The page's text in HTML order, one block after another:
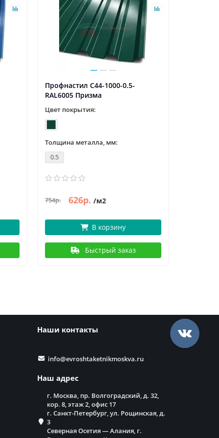
Профнастил С44-1000-0.5-
RAL6005 Призма
Цвет покрытия:
Толщина металла, мм:
0.5
754р. 626р. /м2
В корзину
Быстрый заказ
Наши контакты
info@evroshtaketnikmoskva.ru
Наш адрес
г. Москва, пр. Волгоградский, д. 32,
кор. 8, этаж 2, офис 17
г. Санкт-Петербург, ул. Рощинская, д.
3
Северная Осетия — Алания, г.